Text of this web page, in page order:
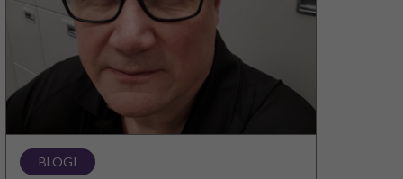
ennakointi,
taas
BLOGI